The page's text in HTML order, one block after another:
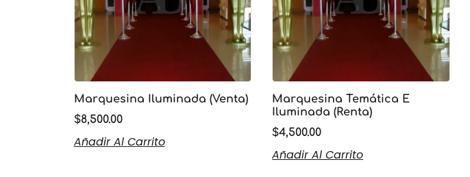
Marquesina Iluminada (Venta)
$8,500.00
Añadir Al Carrito
Marquesina Temática E
Iluminada (Renta)
$4,500.00
Añadir Al Carrito